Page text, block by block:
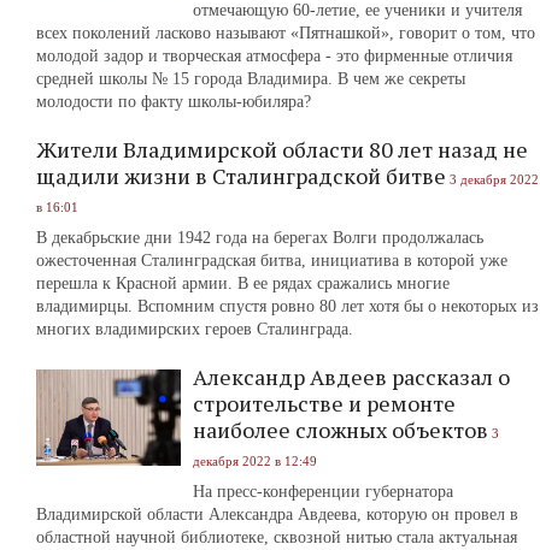
отмечающую 60-летие, ее ученики и учителя
всех поколений ласково называют «Пятнашкой», говорит о том, что
молодой задор и творческая атмосфера - это фирменные отличия
средней школы № 15 города Владимира. В чем же секреты
молодости по факту школы-юбиляра?
Жители Владимирской области 80 лет назад не
щадили жизни в Сталинградской битве 3 декабря 2022
в 16:01
В декабрьские дни 1942 года на берегах Волги продолжалась
ожесточенная Сталинградская битва, инициатива в которой уже
перешла к Красной армии. В ее рядах сражались многие
владимирцы. Вспомним спустя ровно 80 лет хотя бы о некоторых из
многих владимирских героев Сталинграда.
Александр Авдеев рассказал о
строительстве и ремонте
наиболее сложных объектов 3
декабря 2022 в 12:49
На пресс-конференции губернатора
Владимирской области Александра Авдеева, которую он провел в
областной научной библиотеке, сквозной нитью стала актуальная